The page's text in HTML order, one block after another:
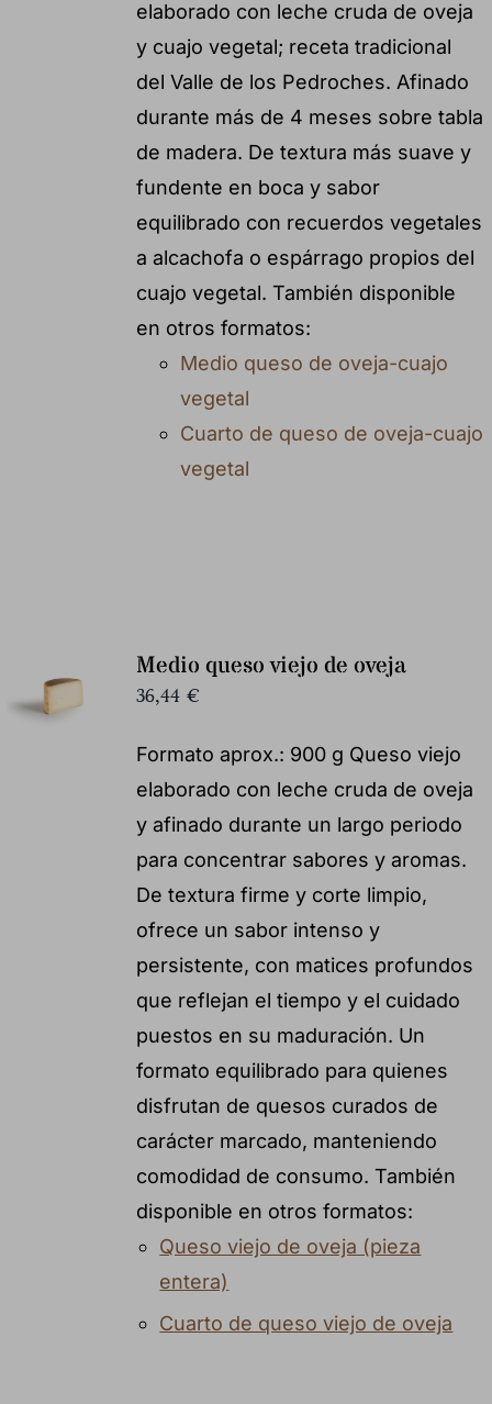
elaborado con leche cruda de oveja
y cuajo vegetal; receta tradicional
del Valle de los Pedroches. Afinado
durante más de 4 meses sobre tabla
de madera. De textura más suave y
fundente en boca y sabor
equilibrado con recuerdos vegetales
a alcachofa o espárrago propios del
cuajo vegetal. También disponible
en otros formatos:
Medio queso de oveja-cuajo
vegetal
Cuarto de queso de oveja-cuajo
vegetal
Medio queso viejo de oveja
36,44 €
Formato aprox.: 900 g Queso viejo
elaborado con leche cruda de oveja
y afinado durante un largo periodo
para concentrar sabores y aromas.
De textura firme y corte limpio,
ofrece un sabor intenso y
persistente, con matices profundos
que reflejan el tiempo y el cuidado
puestos en su maduración. Un
formato equilibrado para quienes
disfrutan de quesos curados de
carácter marcado, manteniendo
comodidad de consumo. También
disponible en otros formatos:
Queso viejo de oveja (pieza
entera)
Cuarto de queso viejo de oveja